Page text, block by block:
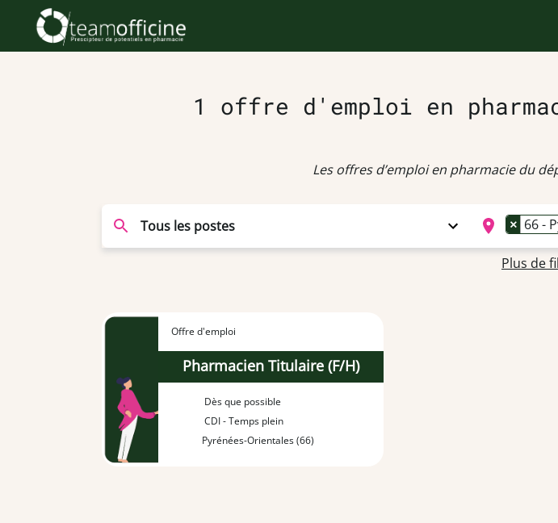
1 offre d'emploi en
Les offres d’emploi en pharmacie du
× 66 -
Plus de
Offre d'emploi
Pharmacien Titulaire (F/H)
Dès que possible
CDI - Temps plein
Pyrénées-Orientales (66)